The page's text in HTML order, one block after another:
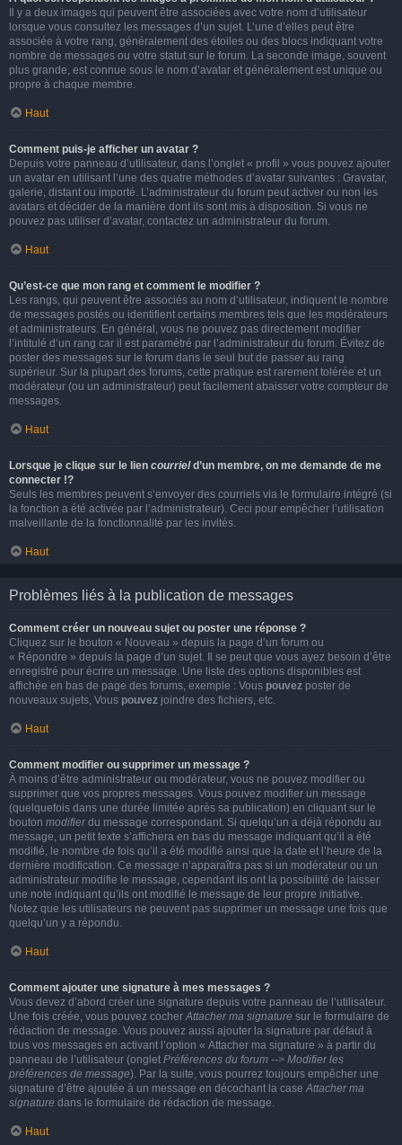
Il y a deux images qui peuvent être associées avec votre nom d’utilisateur
lorsque vous consultez les messages d’un sujet. L’une d’elles peut être
associée à votre rang, généralement des étoiles ou des blocs indiquant votre
nombre de messages ou votre statut sur le forum. La seconde image, souvent
plus grande, est connue sous le nom d’avatar et généralement est unique ou
propre à chaque membre.
Haut
Comment puis-je afficher un avatar ?
Depuis votre panneau d’utilisateur, dans l’onglet « profil » vous pouvez ajouter
un avatar en utilisant l’une des quatre méthodes d’avatar suivantes : Gravatar,
galerie, distant ou importé. L’administrateur du forum peut activer ou non les
avatars et décider de la manière dont ils sont mis à disposition. Si vous ne
pouvez pas utiliser d’avatar, contactez un administrateur du forum.
Haut
Qu’est-ce que mon rang et comment le modifier ?
Les rangs, qui peuvent être associés au nom d’utilisateur, indiquent le nombre
de messages postés ou identifient certains membres tels que les modérateurs
et administrateurs. En général, vous ne pouvez pas directement modifier
l’intitulé d’un rang car il est paramétré par l’administrateur du forum. Évitez de
poster des messages sur le forum dans le seul but de passer au rang
supérieur. Sur la plupart des forums, cette pratique est rarement tolérée et un
modérateur (ou un administrateur) peut facilement abaisser votre compteur de
messages.
Haut
Lorsque je clique sur le lien courrield’un membre, on me demande de me
connecter !?
Seuls les membres peuvent s’envoyer des courriels via le formulaire intégré (si
la fonction a été activée par l’administrateur). Ceci pour empêcher l’utilisation
malveillante de la fonctionnalité par les invités.
Haut
Problèmes liés à la publication de messages
Comment créer un nouveau sujet ou poster une réponse ?
Cliquez sur le bouton « Nouveau » depuis la page d’un forum ou
« Répondre » depuis la page d’un sujet. Il se peut que vous ayez besoin d’être
enregistré pour écrire un message. Une liste des options disponibles est
affichée en bas de page des forums, exemple : Vous pouvez poster de
nouveaux sujets, Vous pouvez joindre des fichiers, etc.
Haut
Comment modifier ou supprimer un message ?
À moins d’être administrateur ou modérateur, vous ne pouvez modifier ou
supprimer que vos propres messages. Vous pouvez modifier un message
(quelquefois dans une durée limitée après sa publication) en cliquant sur le
bouton modifierdu message correspondant. Si quelqu’un a déjà répondu au
message, un petit texte s’affichera en bas du message indiquant qu’il a été
modifié, le nombre de fois qu’il a été modifié ainsi que la date et l’heure de la
dernière modification. Ce message n’apparaîtra pas si un modérateur ou un
administrateur modifie le message, cependant ils ont la possibilité de laisser
une note indiquant qu’ils ont modifié le message de leur propre initiative.
Notez que les utilisateurs ne peuvent pas supprimer un message une fois que
quelqu’un y a répondu.
Haut
Comment ajouter une signature à mes messages ?
Vous devez d’abord créer une signature depuis votre panneau de l’utilisateur.
Une fois créée, vous pouvez cocherAttacher ma signature sur le formulaire de
rédaction de message. Vous pouvez aussi ajouter la signature par défaut à
tous vos messages en activant l’option « Attacher ma signature » à partir du
panneau de l’utilisateur (onglet Préférences du forum --> Modifier les
préférences de message). Par la suite, vous pourrez toujours empêcher une
signature d’être ajoutée à un message en décochant la caseAttacher ma
signature dans le formulaire de rédaction de message.
Haut